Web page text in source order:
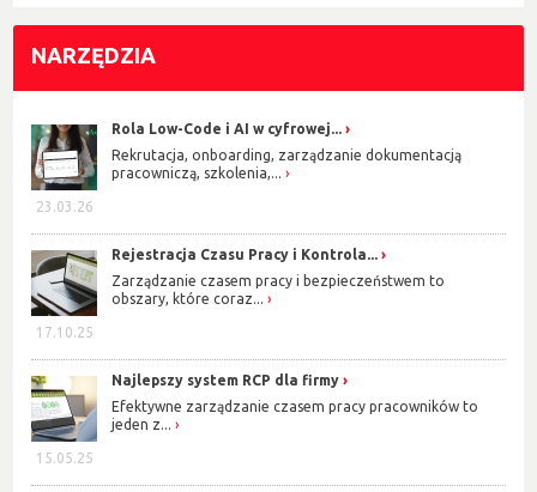
NARZĘDZIA
23.03.26
Rola Low-Code i AI w cyfrowej...
Rekrutacja, onboarding, zarządzanie dokumentacją
pracowniczą, szkolenia,...
17.10.25
Rejestracja Czasu Pracy i Kontrola...
Zarządzanie czasem pracy i bezpieczeństwem to
obszary, które coraz...
15.05.25
Najlepszy system RCP dla firmy
Efektywne zarządzanie czasem pracy pracowników to
jeden z...